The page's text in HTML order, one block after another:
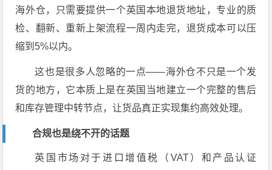
海外仓，只需要提供一个英国本地退货地址，专业的质
检、翻新、重新上架流程一周内走完，退货成本可以压
缩到5%以内。
这也是很多人忽略的一点——海外仓不只是一个发
货的地方，它本质上是在英国当地建立一个完整的售后
和库存管理中转节点，让货品真正实现集约高效处理。
合规也是绕不开的话题
英国市场对于进口增值税（VAT）和产品认证